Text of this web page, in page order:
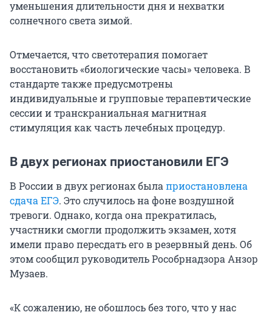
уменьшения длительности дня и нехватки
солнечного света зимой.
Отмечается, что светотерапия помогает
восстановить «биологические часы» человека. В
стандарте также предусмотрены
индивидуальные и групповые терапевтические
сессии и транскраниальная магнитная
стимуляция как часть лечебных процедур.
В двух регионах приостановили ЕГЭ
В России в двух регионах былаприостановлена
сдача ЕГЭ. Это случилось на фоне воздушной
тревоги. Однако, когда она прекратилась,
участники смогли продолжить экзамен, хотя
имели право пересдать его в резервный день. Об
этом сообщил руководитель Рособрнадзора Анзор
Музаев.
«К сожалению, не обошлось без того, что у нас